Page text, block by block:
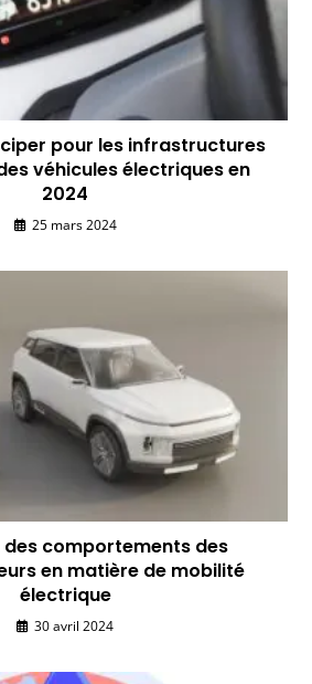
pour les infrastructures
véhicules électriques en
2024
25 mars 2024
des comportements des
en matière de mobilité
électrique
30 avril 2024